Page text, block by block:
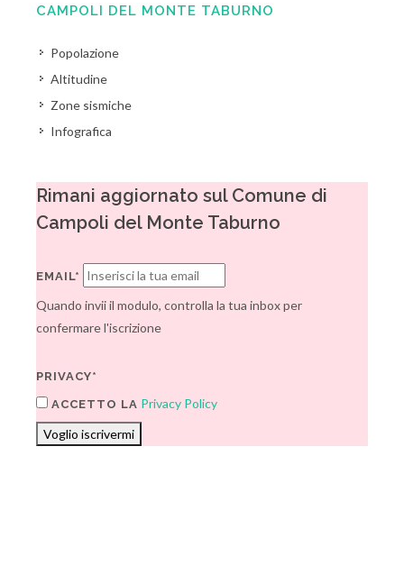
CAMPOLI DEL MONTE TABURNO
Popolazione
Altitudine
Zone sismiche
Infografica
Rimani aggiornato sul Comune di
Campoli del Monte Taburno
EMAIL*
Quando invii il modulo, controlla la tua inbox per
confermare l'iscrizione
PRIVACY*
ACCETTO LA Privacy Policy
Voglio iscrivermi